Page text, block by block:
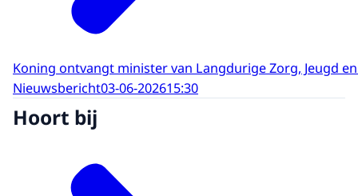
Koning ontvangt minister van Langdurige Zorg, Jeugd
Nieuwsbericht03-06-202615:30
Hoort bij